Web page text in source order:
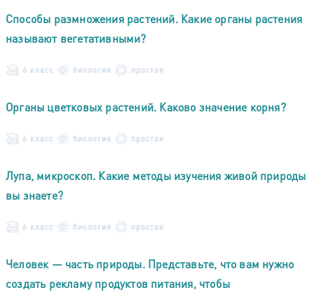
Способы размножения растений. Какие органы растения
называют вегетативными?
6 класс биология простая
Органы цветковых растений. Каково значение корня?
6 класс биология простая
Лупа, микроскоп. Какие методы изучения живой природы
вы знаете?
6 класс биология простая
Человек — часть природы. Представьте, что вам нужно
создать рекламу продуктов питания, чтобы